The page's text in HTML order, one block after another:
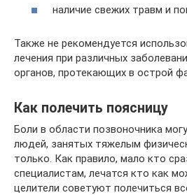
наличие свежих травм и
Также не рекомендуется
лечения при различных
органов, протекающих в острой
Как полечить поясницу
Боли в области позвоночника
людей, занятых тяжелым
только. Как правило, мало кто
специалистам, лечатся кто как
целители советуют полечиться